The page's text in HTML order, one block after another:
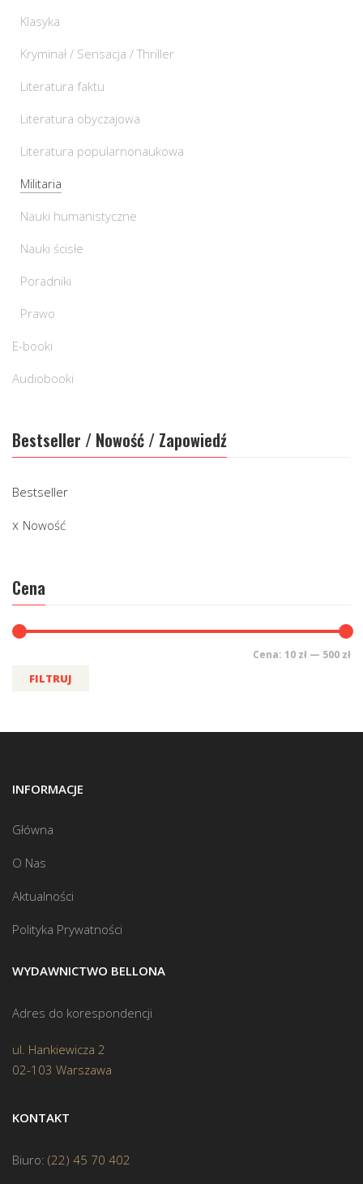
Klasyka
Kryminał / Sensacja / Thriller
Literatura faktu
Literatura obyczajowa
Literatura popularnonaukowa
Militaria
Nauki humanistyczne
Nauki ścisłe
Poradniki
Prawo
E-booki
Audiobooki
Bestseller / Nowość / Zapowiedź
Bestseller
Nowość
Cena
FILTRUJ
Cena: 10 zł — 500 zł
INFORMACJE
Główna
O Nas
Aktualności
Polityka Prywatności
WYDAWNICTWO BELLONA
Adres do korespondencji
ul. Hankiewicza 2
02-103 Warszawa
KONTAKT
Biuro: (22) 45 70 402